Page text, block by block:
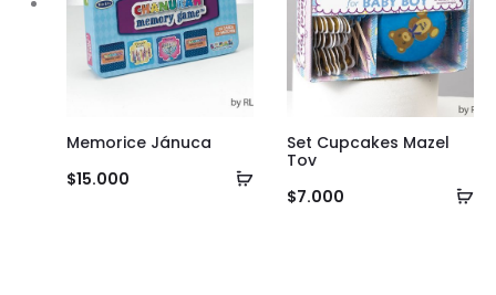
Añadir
Memorice Jánuca
$15.000
Set Cupcakes Mazel
Tov
$7.000